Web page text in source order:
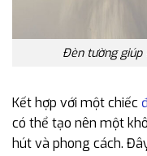
Đèn tường
Kết hợp với một chiếc
có thể tạo nên một
hút và phong cách.